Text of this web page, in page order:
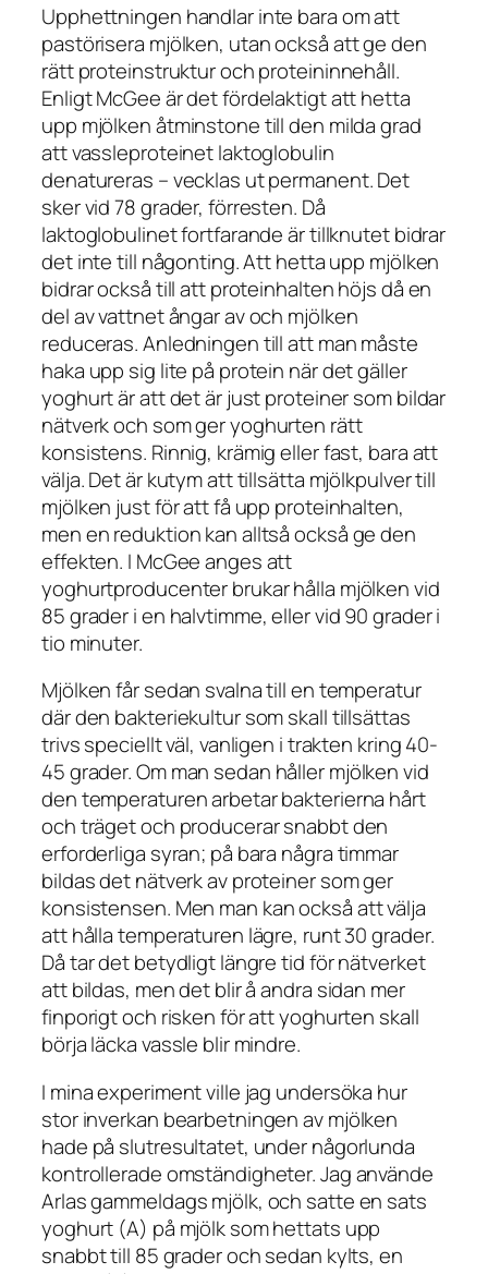
Upphettningen handlar inte bara om att
pastörisera mjölken, utan också att ge den
rätt proteinstruktur och proteininnehåll.
Enligt McGee är det fördelaktigt att hetta
upp mjölken åtminstone till den milda grad
att vassleproteinet laktoglobulin
denatureras – vecklas ut permanent. Det
sker vid 78 grader, förresten. Då
laktoglobulinet fortfarande är tillknutet bidrar
det inte till någonting. Att hetta upp mjölken
bidrar också till att proteinhalten höjs då en
del av vattnet ångar av och mjölken
reduceras. Anledningen till att man måste
haka upp sig lite på protein när det gäller
yoghurt är att det är just proteiner som bildar
nätverk och som ger yoghurten rätt
konsistens. Rinnig, krämig eller fast, bara att
välja. Det är kutym att tillsätta mjölkpulver till
mjölken just för att få upp proteinhalten,
men en reduktion kan alltså också ge den
effekten. I McGee anges att
yoghurtproducenter brukar hålla mjölken vid
85 grader i en halvtimme, eller vid 90 grader i
tio minuter.
Mjölken får sedan svalna till en temperatur
där den bakteriekultur som skall tillsättas
trivs speciellt väl, vanligen i trakten kring 40-
45 grader. Om man sedan håller mjölken vid
den temperaturen arbetar bakterierna hårt
och träget och producerar snabbt den
erforderliga syran; på bara några timmar
bildas det nätverk av proteiner som ger
konsistensen. Men man kan också att välja
att hålla temperaturen lägre, runt 30 grader.
Då tar det betydligt längre tid för nätverket
att bildas, men det blir å andra sidan mer
finporigt och risken för att yoghurten skall
börja läcka vassle blir mindre.
I mina experiment ville jag undersöka hur
stor inverkan bearbetningen av mjölken
hade på slutresultatet, under någorlunda
kontrollerade omständigheter. Jag använde
Arlas gammeldags mjölk, och satte en sats
yoghurt (A) på mjölk som hettats upp
snabbt till 85 grader och sedan kylts, en